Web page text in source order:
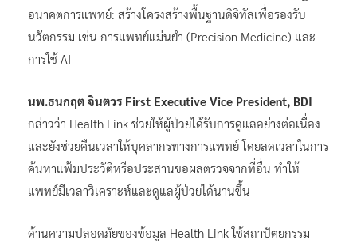
อนาคตการแพทย์: สร้างโครงสร้างพื้นฐานดิจิทัลเพื่อรองรับ
นวัตกรรม เช่น การแพทย์แม่นยำ (Precision Medicine) และ
การใช้ AI
นพ.ธนกฤต จินตวร First Executive Vice President, BDI
กล่าวว่า Health Link ช่วยให้ผู้ป่วยได้รับการดูแลอย่างต่อเนื่อง
และยังช่วยคืนเวลาให้บุคลากรทางการแพทย์ โดยลดเวลาในการ
ค้นหาแฟ้มประวัติหรือประสานขอผลตรวจจากที่อื่น ทำให้
แพทย์มีเวลาวิเคราะห์และดูแลผู้ป่วยได้นานขึ้น
ด้านความปลอดภัยของข้อมูล Health Link ใช้สถาปัตยกรรม